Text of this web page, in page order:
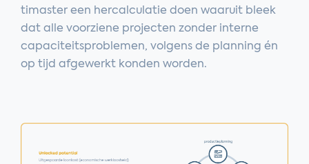
timaster een hercalculatie doen waaruit bleek
dat alle voorziene projecten zonder interne
capaciteitsproblemen, volgens de planning én
op tijd afgewerkt konden worden.